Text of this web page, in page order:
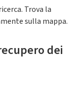
Trova la
sulla mappa.
dei